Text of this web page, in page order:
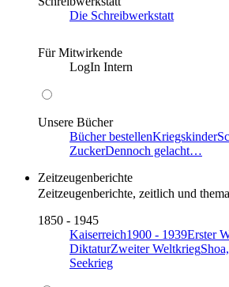
Die Schreibwerkstatt
Für Mitwirkende
LogIn Intern
Unsere Bücher
Bücher bestellenKriegskinder
ZuckerDennoch gelacht…
Zeitzeugenberichte
Zeitzeugenberichte, zeitlich und
1850 - 1945
Kaiserreich1900 - 1939Erster
DiktaturZweiter Weltkrieg
Seekrieg